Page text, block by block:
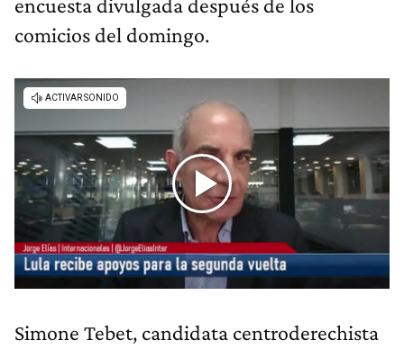
encuesta divulgada después de los
comicios del domingo.
Simone Tebet, candidata centroderechista